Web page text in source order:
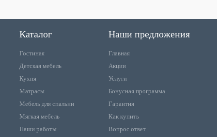
Каталог
Гостиная
Детская мебель
Кухня
Матрасы
Мебель для спальни
Мягкая мебель
Наши работы
Наши предложения
Главная
Акции
Услуги
Бонусная программа
Гарантия
Как купить
Вопрос ответ